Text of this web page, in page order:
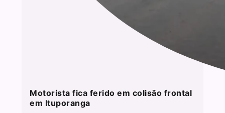
Motorista fica ferido em colisão frontal
em Ituporanga